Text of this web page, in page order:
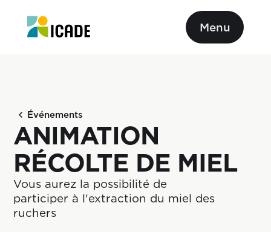
Menu
Événements
ANIMATION
RÉCOLTE DE MIEL
Vous aurez la possibilité de
participer à l'extraction du miel des
ruchers